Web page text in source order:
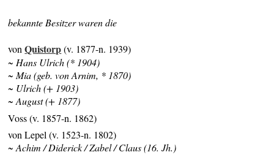
bekannte Besitzer waren die
vonQuistorp(v. 1877-n. 1939)
~ Hans Ulrich (* 1904)
~ Mia (geb. von Arnim, * 1870)
~ Ulrich (+ 1903)
~ August (+ 1877)
Voss (v. 1857-n. 1862)
von Lepel (v. 1523-n. 1802)
~ Achim / Diderick / Zabel / Claus (16. Jh.)